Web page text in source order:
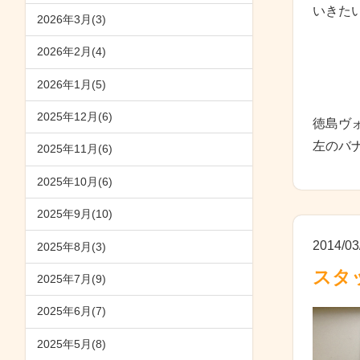
2026年3月(3)
2026年2月(4)
2026年1月(5)
2025年12月(6)
2025年11月(6)
2025年10月(6)
2025年9月(10)
2025年8月(3)
2025年7月(9)
2025年6月(7)
2025年5月(8)
いきた
徳島ヴ
左のバ
2014/
スタ